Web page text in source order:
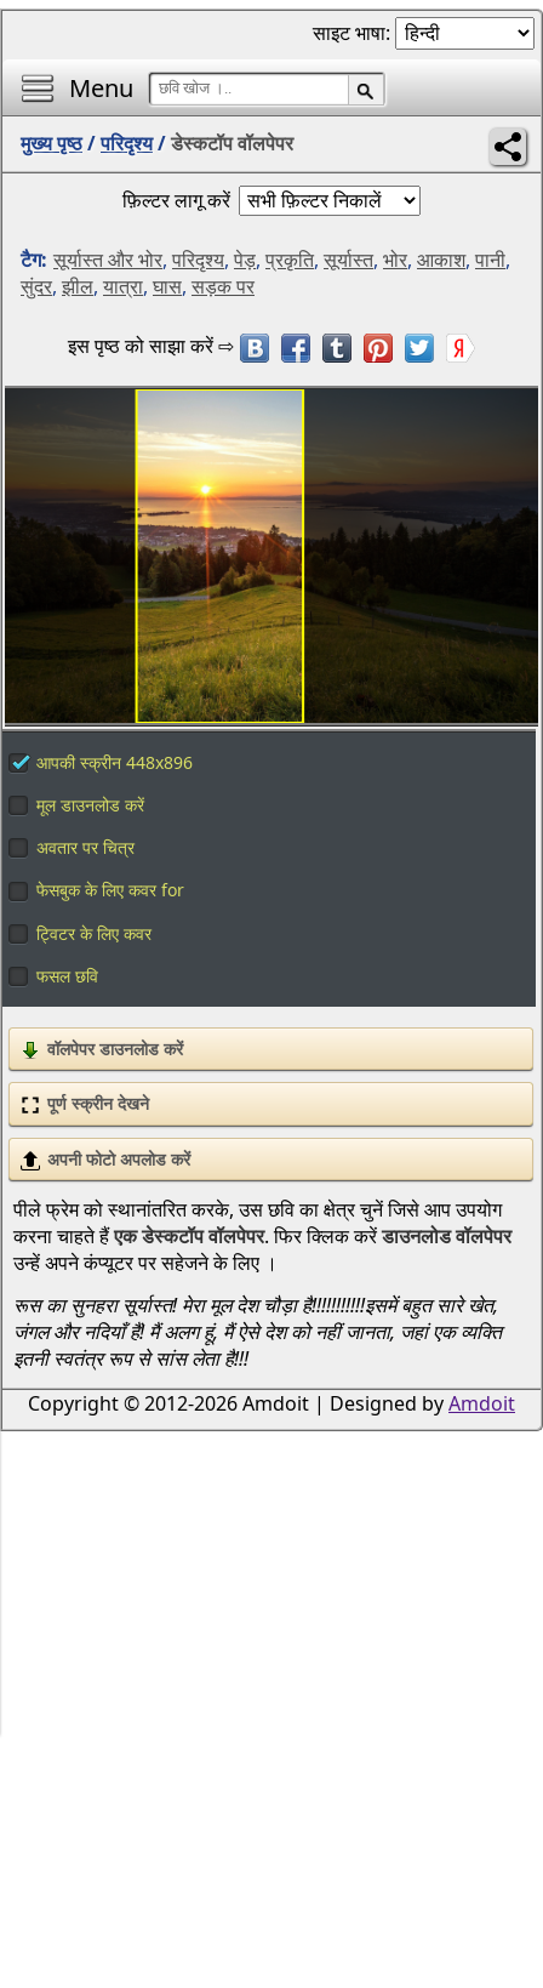
Menu
साइट भाषा:
मुख्य पृष्ठ/परिदृश्य/डेस्कटॉप वॉलपेपर
फ़िल्टर लागू करें
टैग: सूर्यास्त और भोर, परिदृश्य, पेड़, प्रकृति, सूर्यास्त, भोर, आकाश, पानी,
सुंदर, झील, यात्रा, घास, सड़क पर
आपकी स्क्रीन 448x896
मूल डाउनलोड करें
अवतार पर चित्र
फेसबुक के लिए कवर for
ट्विटर के लिए कवर
फसल छवि
वॉलपेपर डाउनलोड करें
पूर्ण स्क्रीन देखने
अपनी फोटो अपलोड करें
पीले फ्रेम को स्थानांतरित करके, उस छवि का क्षेत्र चुनें जिसे आप उपयोग
करना चाहते हैंएक डेस्कटॉप वॉलपेपर. फिर क्लिक करेंडाउनलोड वॉलपेपर
उन्हें अपने कंप्यूटर पर सहेजने के लिए ।
रूस का सुनहरा सूर्यास्त! मेरा मूल देश चौड़ा है!!!!!!!!!!!इसमें बहुत सारे खेत,
जंगल और नदियाँ हैं! मैं अलग हूं, मैं ऐसे देश को नहीं जानता, जहां एक व्यक्ति
इतनी स्वतंत्र रूप से सांस लेता है!!!
Copyright © 2012-2026 Amdoit | Designed byAmdoit